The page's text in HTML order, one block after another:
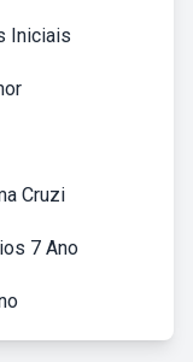
Iniciais
Cruzi
7 Ano